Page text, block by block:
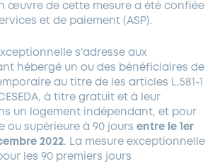
œuvre de cette mesure a été confiée
et de paiement (ASP).
s’adresse aux
hébergé un ou des bénéficiaires de
au titre de les articles L.581-1
à titre gratuit et à leur
un logement indépendant, et pour
ou supérieure à 90 jours entre le 1er
2022. La mesure exceptionnelle
les 90 premiers jours